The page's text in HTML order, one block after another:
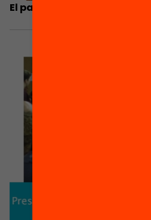
El partenariat